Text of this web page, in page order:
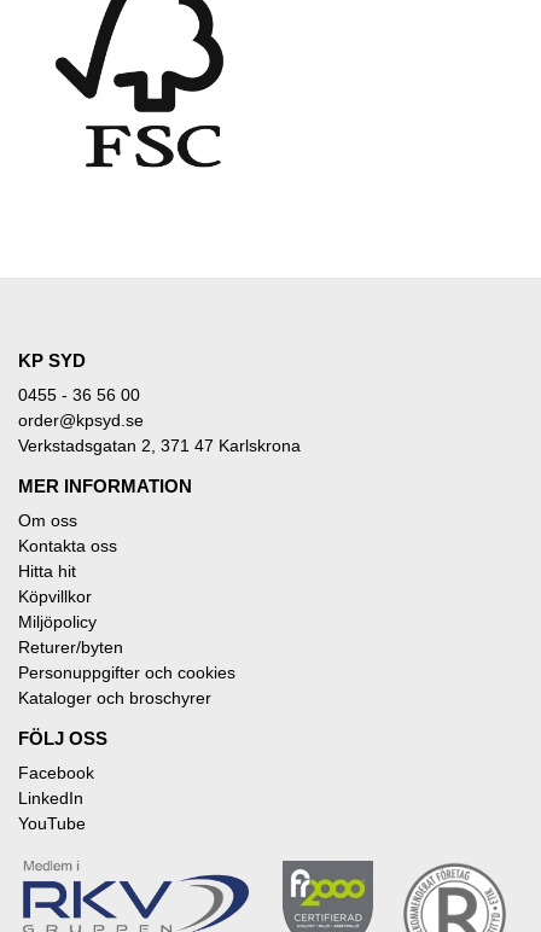
KP SYD
0455 - 36 56 00
order@kpsyd.se
Verkstadsgatan 2, 371 47 Karlskrona
MER INFORMATION
Om oss
Kontakta oss
Hitta hit
Köpvillkor
Miljöpolicy
Returer/byten
Personuppgifter och cookies
Kataloger och broschyrer
FÖLJ OSS
Facebook
LinkedIn
YouTube